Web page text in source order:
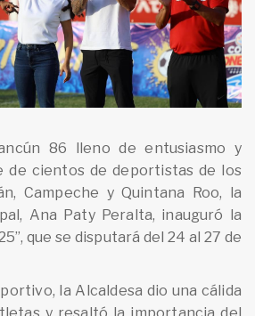
86 lleno de entusiasmo y
de cientos de deportistas de los
Campeche y Quintana Roo, la
Ana Paty Peralta, inauguró la
que se disputará del 24 al 27 de
la Alcaldesa dio una cálida